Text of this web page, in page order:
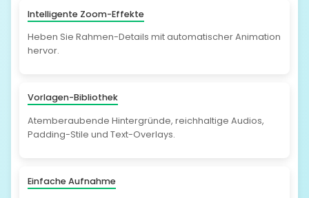
Intelligente Zoom-Effekte
Heben Sie Rahmen-Details mit automatischer Animation
hervor.
Vorlagen-Bibliothek
Atemberaubende Hintergründe, reichhaltige Audios,
Padding-Stile und Text-Overlays.
Einfache Aufnahme